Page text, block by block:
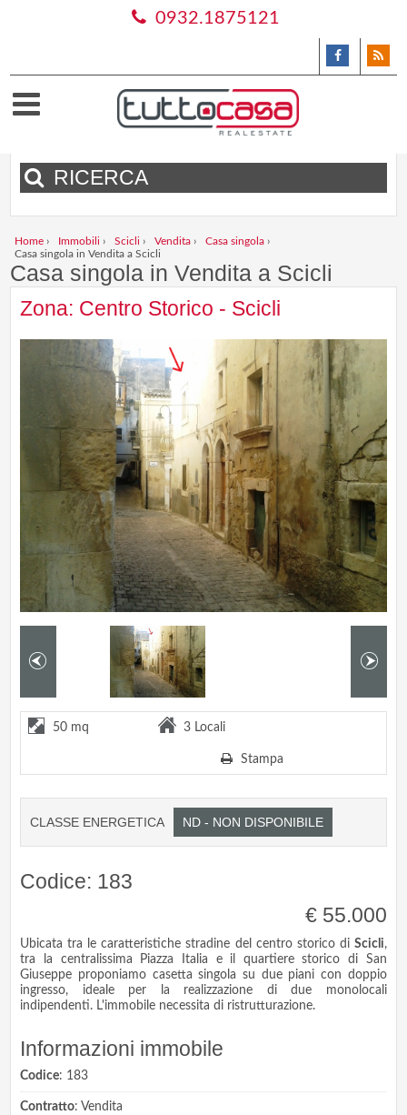
0932.1875121
RICERCA
Home › Immobili › Scicli › Vendita › Casa singola ›
Casa singola in Vendita a Scicli
Casa singola in Vendita a Scicli
Zona: Centro Storico - Scicli
50 mq 3 Locali
Stampa
CLASSE ENERGETICA ND - NON DISPONIBILE
Codice: 183
€ 55.000
Ubicata tra le caratteristiche stradine del centro storico di Scicli,
tra la centralissima Piazza Italia e il quartiere storico di San
Giuseppe proponiamo casetta singola su due piani con doppio
ingresso, ideale per la realizzazione di due monolocali
indipendenti. L'immobile necessita di ristrutturazione.
Informazioni immobile
Codice: 183
Contratto: Vendita